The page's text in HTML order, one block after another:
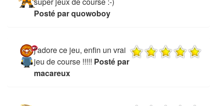
Posté par quowoboy
j'adore ce jeu, enfin un vrai
jeu de course !!!!! Posté par
macareux